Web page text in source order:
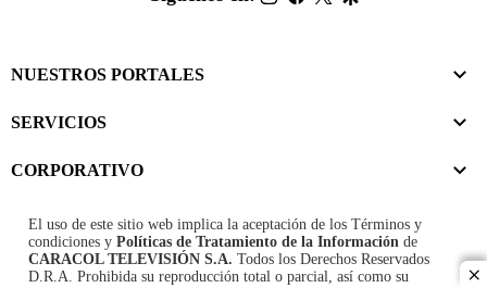
NUESTROS PORTALES
SERVICIOS
CORPORATIVO
El uso de este sitio web implica la aceptación de los Términos y
condiciones y Políticas de Tratamiento de la Información de
CARACOL TELEVISIÓN S.A. Todos los Derechos Reservados
D.R.A. Prohibida su reproducción total o parcial, así como su